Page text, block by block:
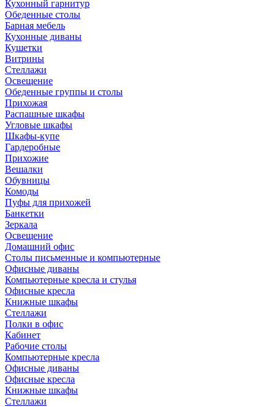
Кухонный гарнитур
Обеденные столы
Барная мебель
Кухонные диваны
Кушетки
Витрины
Стеллажи
Освещение
Обеденные группы и столы
Прихожая
Распашные шкафы
Угловые шкафы
Шкафы-купе
Гардеробные
Прихожие
Вешалки
Обувницы
Комоды
Пуфы для прихожей
Банкетки
Зеркала
Освещение
Домашний офис
Столы письменные и компьютерные
Офисные диваны
Компьютерные кресла и стулья
Офисные кресла
Книжные шкафы
Стеллажи
Полки в офис
Кабинет
Рабочие столы
Компьютерные кресла
Офисные диваны
Офисные кресла
Книжные шкафы
Стеллажи